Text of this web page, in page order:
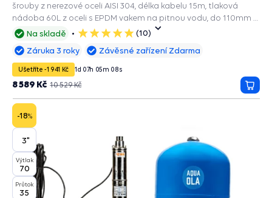
Na skladě
5
hvězdiček
(10)
šrouby z nerezové oceli AISI 304, délka kabelu 15m, tlaková
nádoba 60L z oceli s EPDM vakem na pitnou vodu, do 110mm a
širšího vrtu.
Záruka 3 roky Závěsné zařízení Zdarma
Ušetříte -1 941 Kč 1d 07h 05m 07s
10 529 Kč
8 589 Kč
do
-18%
3"
Výtlak
70
Průtok
35